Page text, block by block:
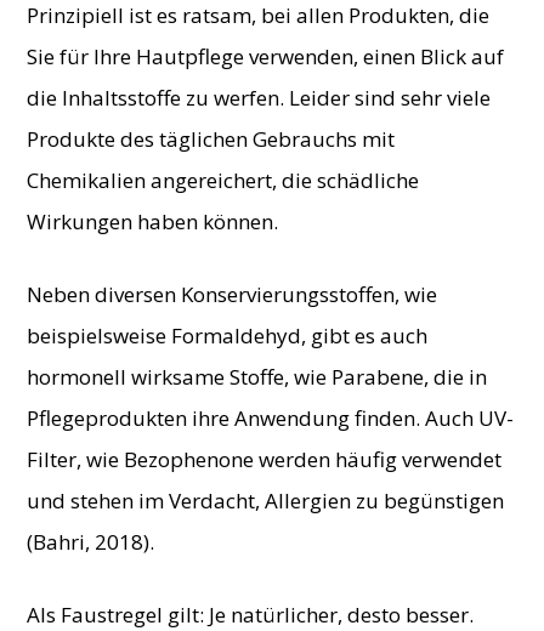
Prinzipiell ist es ratsam, bei allen Produkten, die
Sie für Ihre Hautpflege verwenden, einen Blick auf
die Inhaltsstoffe zu werfen. Leider sind sehr viele
Produkte des täglichen Gebrauchs mit
Chemikalien angereichert, die schädliche
Wirkungen haben können.
Neben diversen Konservierungsstoffen, wie
beispielsweise Formaldehyd, gibt es auch
hormonell wirksame Stoffe, wie Parabene, die in
Pflegeprodukten ihre Anwendung finden. Auch UV-
Filter, wie Bezophenone werden häufig verwendet
und stehen im Verdacht, Allergien zu begünstigen
(Bahri, 2018).
Als Faustregel gilt: Je natürlicher, desto besser.